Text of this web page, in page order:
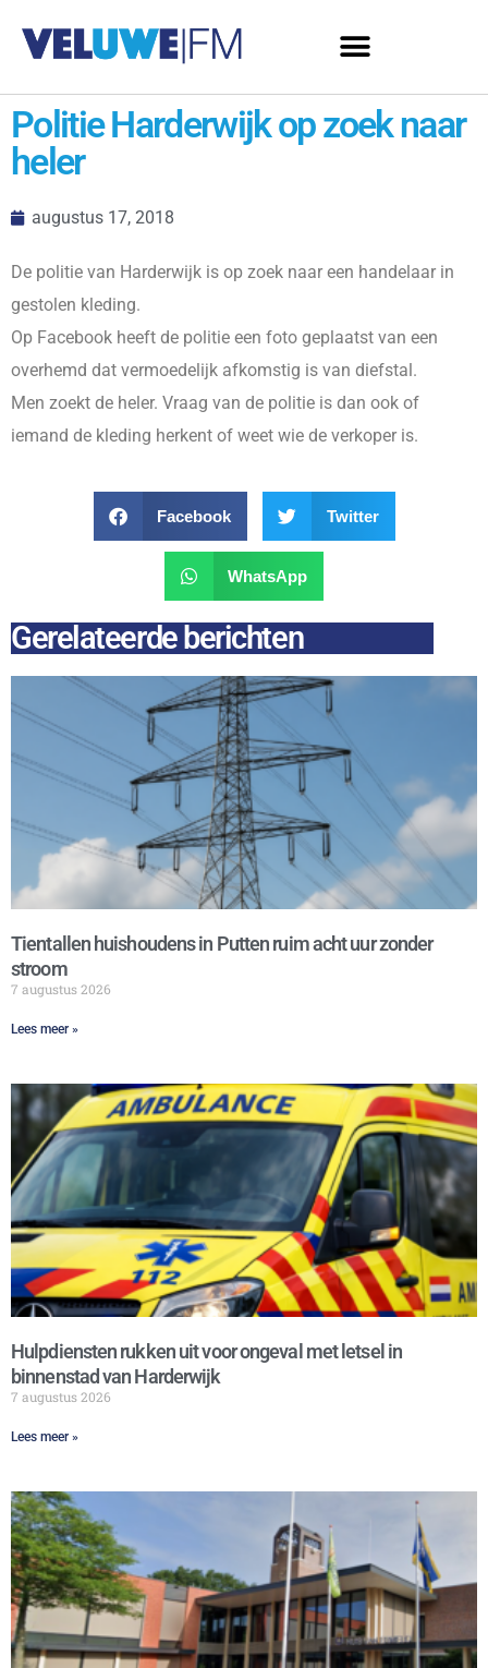
Politie Harderwijk op zoek naar
heler
augustus 17, 2018
De politie van Harderwijk is op zoek naar een handelaar in
gestolen kleding.
Op Facebook heeft de politie een foto geplaatst van een
overhemd dat vermoedelijk afkomstig is van diefstal.
Men zoekt de heler. Vraag van de politie is dan ook of
iemand de kleding herkent of weet wie de verkoper is.
Facebook Twitter
WhatsApp
Gerelateerde berichten
Tientallen huishoudens in Putten ruim acht uur zonder
stroom
7 augustus 2026
Lees meer »
Hulpdiensten rukken uit voor ongeval met letsel in
binnenstad van Harderwijk
7 augustus 2026
Lees meer »